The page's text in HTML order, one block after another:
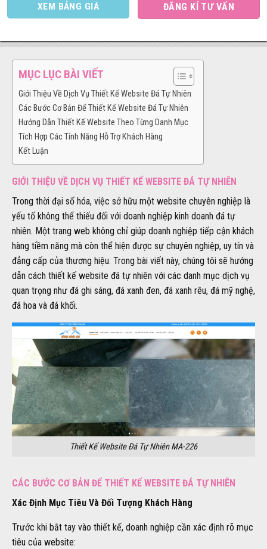
XEM BẢNG GIÁ ĐĂNG KÍ TƯ VẤN
MỤC LỤC BÀI VIẾT
Giới Thiệu Về Dịch Vụ Thiết Kế Website Đá Tự Nhiên
Các Bước Cơ Bản Để Thiết Kế Website Đá Tự Nhiên
Hướng Dẫn Thiết Kế Website Theo Từng Danh Mục
Tích Hợp Các Tính Năng Hỗ Trợ Khách Hàng
Kết Luận
GIỚI THIỆU VỀ DỊCH VỤ THIẾT KẾ WEBSITE ĐÁ TỰ NHIÊN
Trong thời đại số hóa, việc sở hữu một website chuyên nghiệp là
yếu tố không thể thiếu đối với doanh nghiệp kinh doanh đá tự
nhiên. Một trang web không chỉ giúp doanh nghiệp tiếp cận khách
hàng tiềm năng mà còn thể hiện được sự chuyên nghiệp, uy tín và
đẳng cấp của thương hiệu. Trong bài viết này, chúng tôi sẽ hướng
dẫn cách thiết kế website đá tự nhiên với các danh mục dịch vụ
quan trọng như đá ghi sáng, đá xanh đen, đá xanh rêu, đá mỹ nghệ,
đá hoa và đá khối.
Thiết Kế Website Đá Tự Nhiên MA-226
CÁC BƯỚC CƠ BẢN ĐỂ THIẾT KẾ WEBSITE ĐÁ TỰ NHIÊN
Xác Định Mục Tiêu Và Đối Tượng Khách Hàng
Trước khi bắt tay vào thiết kế, doanh nghiệp cần xác định rõ mục
tiêu của website: